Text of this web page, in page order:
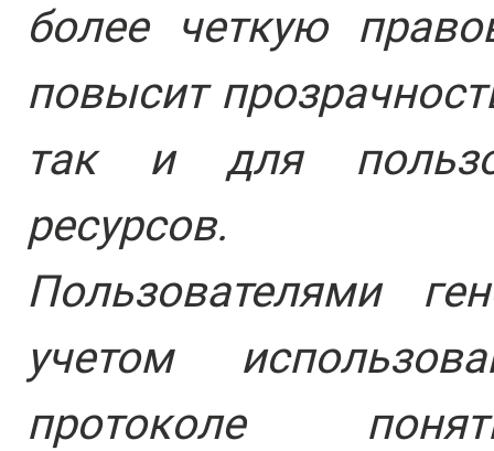
более четкую
повысит
так и для
ресурсов.
Пользователями
учетом
протоколе